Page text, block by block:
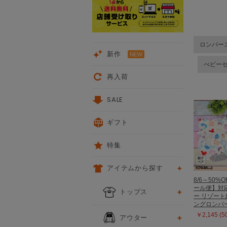
ロンパー
べビー
8/6～
ール便】対
ー リゾー
ングロンパ
￥2,145
新作
再入荷
SALE
ギフト
特集
アイテムから探す
トップス
アウター